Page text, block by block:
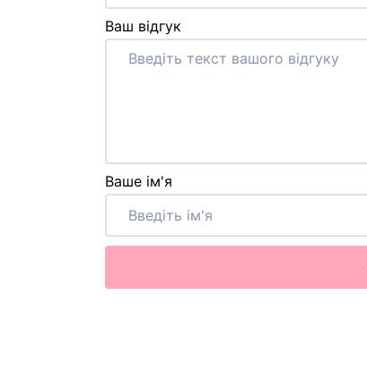
Ваш відгук
Ваше ім'я